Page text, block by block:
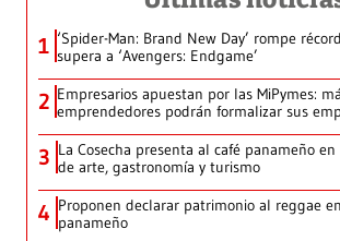
1 ‘Spider-Man: Brand New Day’ rompe
supera a ‘Avengers: Endgame’
2 Empresarios apuestan por las MiPymes:
emprendedores podrán formalizar sus
3 La Cosecha presenta al café panameño
de arte, gastronomía y turismo
4 Proponen declarar patrimonio al reggae
panameño